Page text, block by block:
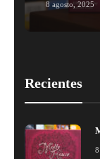
8 agosto, 2025
Recientes